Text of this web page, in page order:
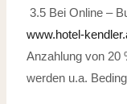
3.5 Bei Online –
www.hotel-
Anzahlung von 20
werden u.a.